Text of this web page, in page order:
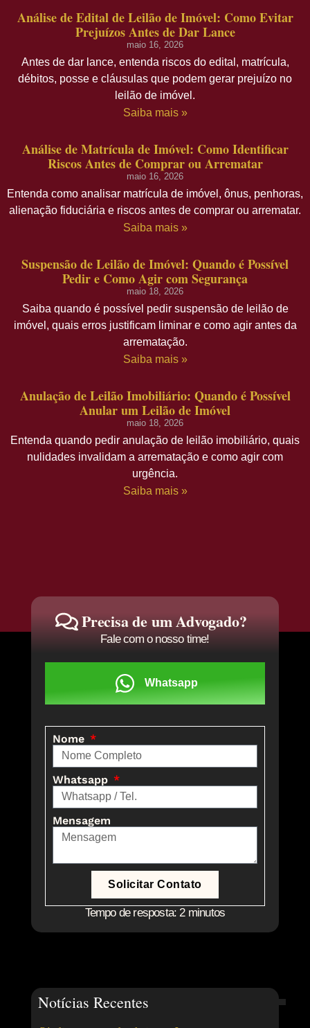
Análise de Edital de Leilão de Imóvel: Como Evitar
Prejuízos Antes de Dar Lance
maio 16, 2026
Antes de dar lance, entenda riscos do edital, matrícula,
débitos, posse e cláusulas que podem gerar prejuízo no
leilão de imóvel.
Saiba mais »
Análise de Matrícula de Imóvel: Como Identificar
Riscos Antes de Comprar ou Arrematar
maio 16, 2026
Entenda como analisar matrícula de imóvel, ônus, penhoras,
alienação fiduciária e riscos antes de comprar ou arrematar.
Saiba mais »
Suspensão de Leilão de Imóvel: Quando é Possível
Pedir e Como Agir com Segurança
maio 18, 2026
Saiba quando é possível pedir suspensão de leilão de
imóvel, quais erros justificam liminar e como agir antes da
arrematação.
Saiba mais »
Anulação de Leilão Imobiliário: Quando é Possível
Anular um Leilão de Imóvel
maio 18, 2026
Entenda quando pedir anulação de leilão imobiliário, quais
nulidades invalidam a arrematação e como agir com
urgência.
Saiba mais »
Precisa de um Advogado?
Fale com o nosso time!
Whatsapp
Nome
Whatsapp
Mensagem
Solicitar Contato
Tempo de resposta: 2 minutos
Notícias Recentes